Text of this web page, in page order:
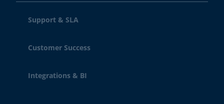
Support & SLA
Customer Success
Integrations & BI